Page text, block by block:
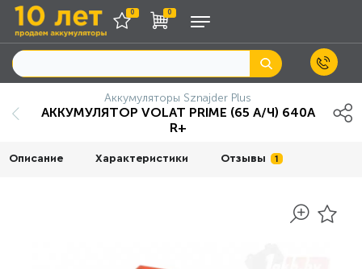
0 0
Аккумуляторы Sznajder Plus
АККУМУЛЯТОР VOLAT PRIME (65 А/Ч) 640A
R+
Описание Характеристики Отзывы 1